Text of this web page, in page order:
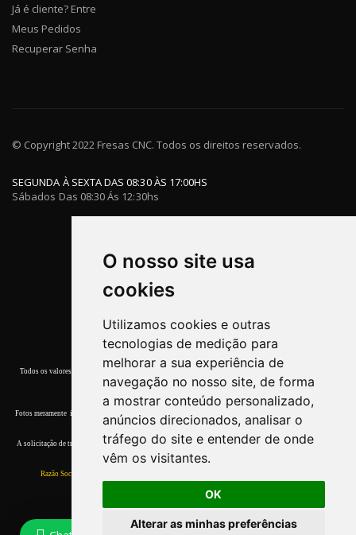
O nosso site usa
cookies
Utilizamos cookies e outras
tecnologias de medição para
melhorar a sua experiência de
navegação no nosso site, de forma
a mostrar conteúdo personalizado,
anúncios direcionados, analisar o
tráfego do site e entender de onde
vêm os visitantes.
OK
Alterar as minhas preferências
Já é cliente? Entre
Meus Pedidos
Recuperar Senha
© Copyright 2022 Fresas CNC. Todos os direitos reservados.
SEGUNDA À SEXTA DAS 08:30 ÀS 17:00HS
Sábados Das 08:30 Ás 12:30hs
Todos os valores, promoções e condições de pagamento deste site referem-se apenas a compras efetuadas
nesta Loja Virtual.
Fotos meramente ilustrativas. Garantia de entrega dos produtos terminar o estoque. Quaisquer dúvidas, por
A solicitação de troca devera ser comunicada aoAtendimento em até 7 (sete) dias corridos, a contar da data
do recebimento.
Razão Social: